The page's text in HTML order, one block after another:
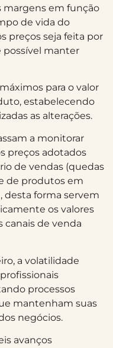
margens em função
de vida do
preços seja feita por
possível manter
para o valor
estabelecendo
as alterações.
a monitorar
preços adotados
de vendas (quedas
de produtos em
desta forma servem
os valores
canais de venda
a volatilidade
processos
mantenham suas
negócios.
avanços